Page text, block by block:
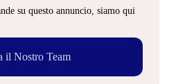
su questo annuncio, siamo qui
il Nostro Team